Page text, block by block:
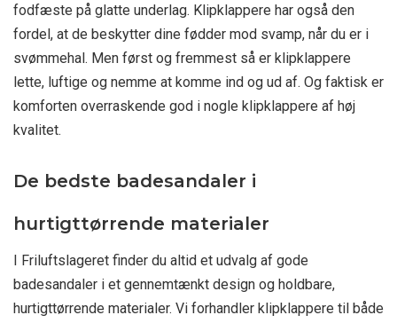
fodfæste på glatte underlag. Klipklappere har også den
fordel, at de beskytter dine fødder mod svamp, når du er i
svømmehal. Men først og fremmest så er klipklappere
lette, luftige og nemme at komme ind og ud af. Og faktisk er
komforten overraskende god i nogle klipklappere af høj
kvalitet.
De bedste badesandaler i
hurtigttørrende materialer
I Friluftslageret finder du altid et udvalg af gode
badesandaler i et gennemtænkt design og holdbare,
hurtigttørrende materialer. Vi forhandler klipklappere til både